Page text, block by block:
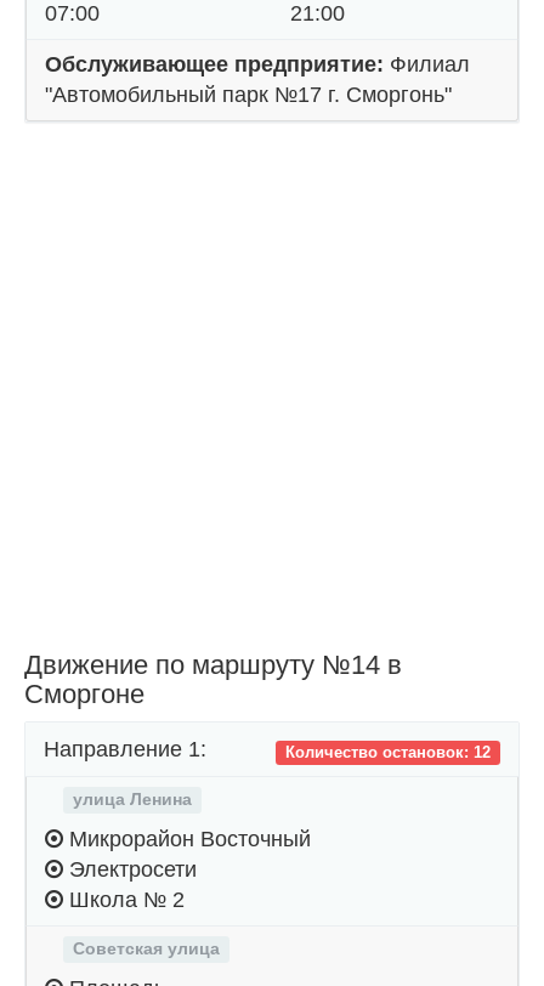
07:00
21:00
Обслуживающее предприятие: Филиал
"Автомобильный парк №17 г. Сморгонь"
Движение по маршруту №14 в
Сморгоне
Количество остановок: 12
Направление 1:
улица Ленина
Микрорайон Восточный
Электросети
Школа № 2
Советская улица